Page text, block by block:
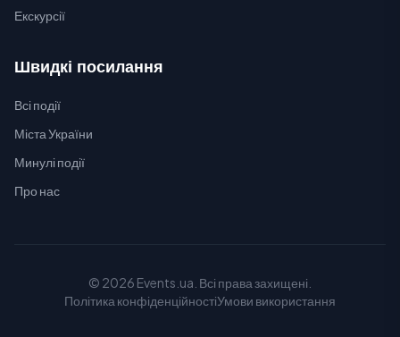
Екскурсії
Швидкі посилання
Всі події
Міста України
Минулі події
Про нас
© 2026 Events.ua. Всі права захищені.
Політика конфіденційностіУмови використання